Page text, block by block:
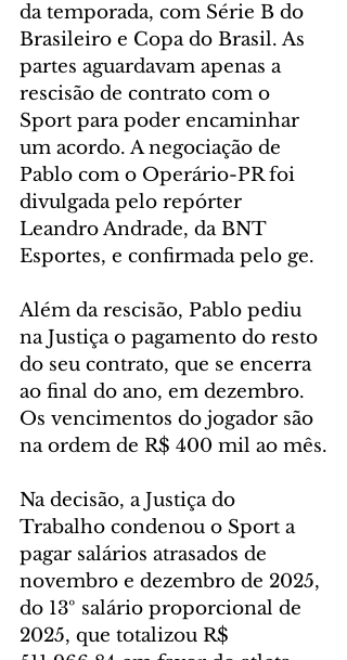
da temporada, com Série B do
Brasileiro e Copa do Brasil. As
partes aguardavam apenas a
rescisão de contrato com o
Sport para poder encaminhar
um acordo. A negociação de
Pablo com o Operário-PR foi
divulgada pelo repórter
Leandro Andrade, da BNT
Esportes, e confirmada pelo ge.
Além da rescisão, Pablo pediu
na Justiça o pagamento do resto
do seu contrato, que se encerra
ao final do ano, em dezembro.
Os vencimentos do jogador são
na ordem de R$ 400 mil ao mês.
Na decisão, a Justiça do
Trabalho condenou o Sport a
pagar salários atrasados de
novembro e dezembro de 2025,
do 13º salário proporcional de
2025, que totalizou R$